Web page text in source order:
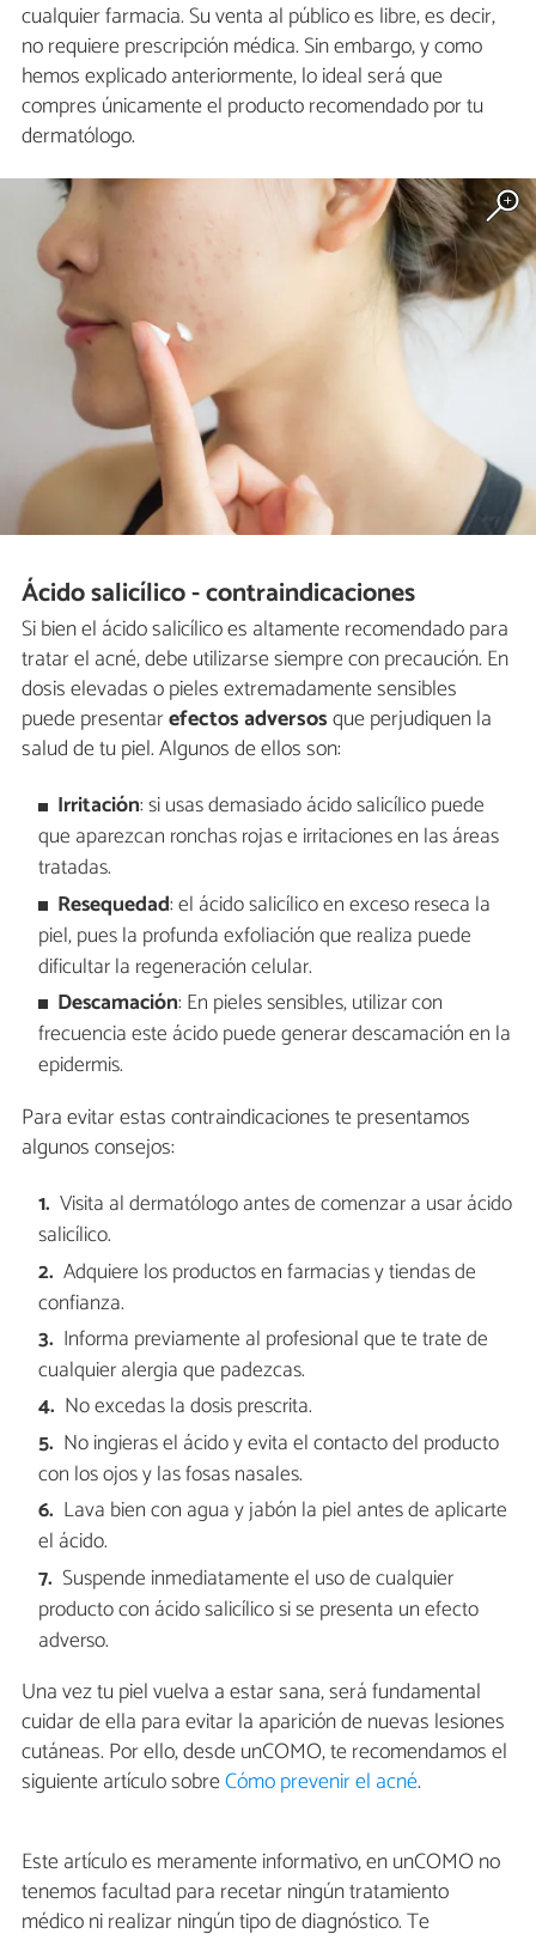
cualquier farmacia. Su venta al público es libre, es decir,
no requiere prescripción médica. Sin embargo, y como
hemos explicado anteriormente, lo ideal será que
compres únicamente el producto recomendado por tu
dermatólogo.
Ácido salicílico - contraindicaciones
Si bien el ácido salicílico es altamente recomendado para
tratar el acné, debe utilizarse siempre con precaución. En
dosis elevadas o pieles extremadamente sensibles
puede presentarefectos adversosque perjudiquen la
salud de tu piel. Algunos de ellos son:
Irritación: si usas demasiado ácido salicílico puede
que aparezcan ronchas rojas e irritaciones en las áreas
tratadas.
Resequedad: el ácido salicílico en exceso reseca la
piel, pues la profunda exfoliación que realiza puede
dificultar la regeneración celular.
Descamación: En pieles sensibles, utilizar con
frecuencia este ácido puede generar descamación en la
epidermis.
Para evitar estas contraindicaciones te presentamos
algunos consejos:
Visita al dermatólogo antes de comenzar a usar ácido
salicílico.
Adquiere los productos en farmacias y tiendas de
confianza.
Informa previamente al profesional que te trate de
cualquier alergia que padezcas.
No excedas la dosis prescrita.
No ingieras el ácido y evita el contacto del producto
con los ojos y las fosas nasales.
Lava bien con agua y jabón la piel antes de aplicarte
el ácido.
Suspende inmediatamente el uso de cualquier
producto con ácido salicílico si se presenta un efecto
adverso.
Una vez tu piel vuelva a estar sana, será fundamental
cuidar de ella para evitar la aparición de nuevas lesiones
cutáneas. Por ello, desde unCOMO, te recomendamos el
siguiente artículo sobreCómo prevenir el acné.
Este artículo es meramente informativo, en unCOMO no
tenemos facultad para recetar ningún tratamiento
médico ni realizar ningún tipo de diagnóstico. Te